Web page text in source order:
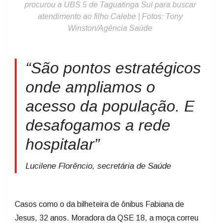
procurou a UBS 5 de Taguatinga Sul para buscar
atendimento ao filho Calebe | Fotos: Tony
Winston/Agência Saúde
“São pontos estratégicos
onde ampliamos o
acesso da população. E
desafogamos a rede
hospitalar”
Lucilene Florêncio, secretária de Saúde
Casos como o da bilheteira de ônibus Fabiana de
Jesus, 32 anos. Moradora da QSE 18, a moça correu